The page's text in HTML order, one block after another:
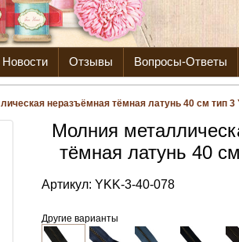
Новости Отзывы Вопросы-Ответы
неразъёмная тёмная латунь 40 см тип 3
Молния
тёмная латунь 40
Артикул:YKK-3-40-078
Другие варианты